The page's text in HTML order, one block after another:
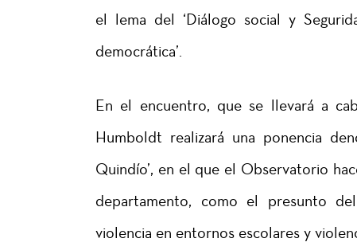
el lema del ‘Diálogo social y
democrática’.
En el encuentro, que se llevará a
Humboldt realizará una ponencia
Quindío’, en el que el Observatorio
departamento, como el presunto
violencia en entornos escolares y